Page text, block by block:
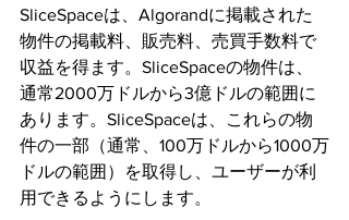
SliceSpaceは、Algorandに掲載された
物件の掲載料、販売料、売買手数料で
収益を得ます。SliceSpaceの物件は、
通常2000万ドルから3億ドルの範囲に
あります。SliceSpaceは、これらの物
件の一部（通常、100万ドルから1000万
ドルの範囲）を取得し、ユーザーが利
用できるようにします。